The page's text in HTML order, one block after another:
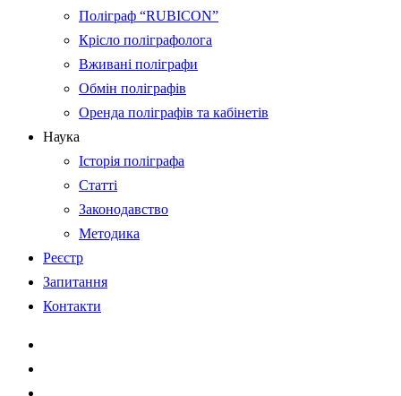
Поліграф “RUBICON”
Крісло поліграфолога
Вживані поліграфи
Обмін поліграфів
Оренда поліграфів та кабінетів
Наука
Історія поліграфа
Статті
Законодавство
Методика
Реєстр
Запитання
Контакти